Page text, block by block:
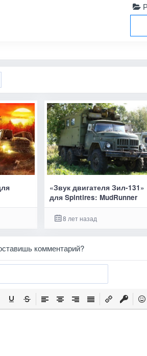
«Звук двигателя Зил-131»
для Spintires: MudRunner
8 лет назад
комментарий?